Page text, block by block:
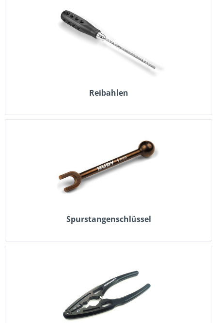
Reibahlen
Spurstangenschlüssel